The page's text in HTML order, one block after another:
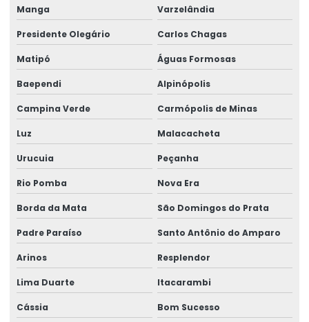
Rótulos Para Controle De Estoque
Rótulos Para Embalagens De Alimentos
Rótulos Para Etiquetagem De Produtos
Rótulos Para Produtos
Rótulos Para Setores Alimentícios
Rótulos Para Varejo Personalizados
Rótulos Personalizados
Rótulos Personalizados Para Negócios
Rótulos Termo Adesivos Para Comércio
Rótulos Termo Transferência
Manga Varzelândia
Presidente Olegário Carlos Chagas
Matipó Águas Formosas
Baependi Alpinópolis
Campina Verde Carmópolis de Minas
Luz Malacacheta
Urucuia Peçanha
Rio Pomba Nova Era
Borda da Mata São Domingos do Prata
Padre Paraíso Santo Antônio do Amparo
Arinos Resplendor
Lima Duarte Itacarambi
Cássia Bom Sucesso